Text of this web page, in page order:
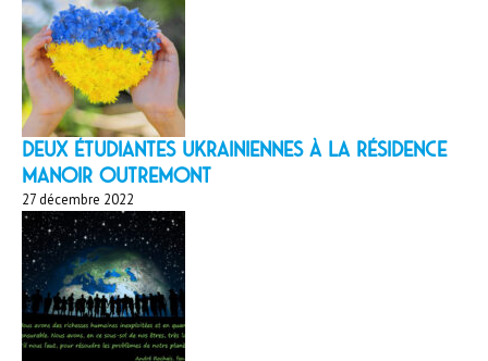
Deux étudiantes ukrainiennes à la résidence
Manoir Outremont
27 décembre 2022